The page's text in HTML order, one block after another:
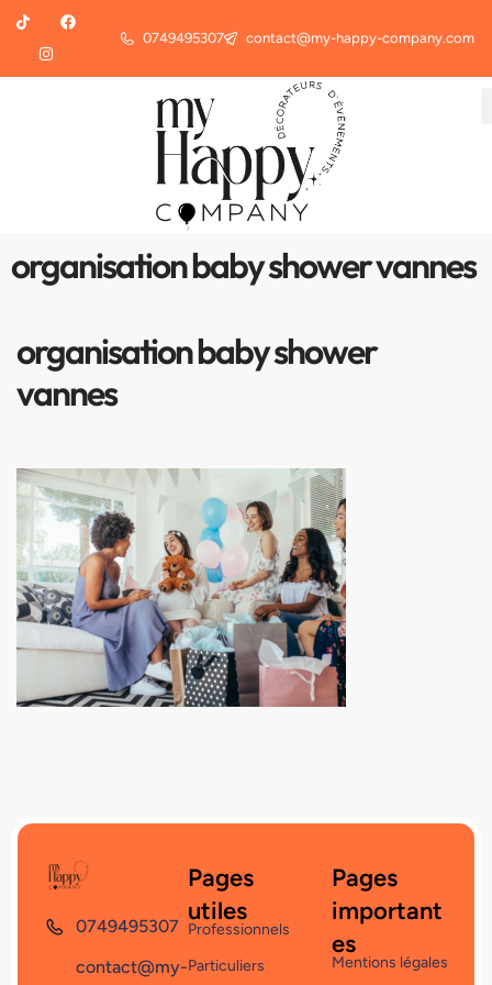
0749495307 contact@my-happy-company.com
organisation baby shower vannes
organisation baby shower
vannes
0749495307
contact@my-
Pages
utiles
Professionnels
Particuliers
Pages
important
es
Mentions légales